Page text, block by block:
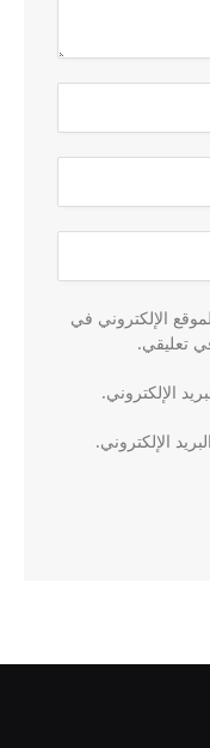
الإلكتروني في
تعليقي.
الإلكتروني.
الإلكتروني.